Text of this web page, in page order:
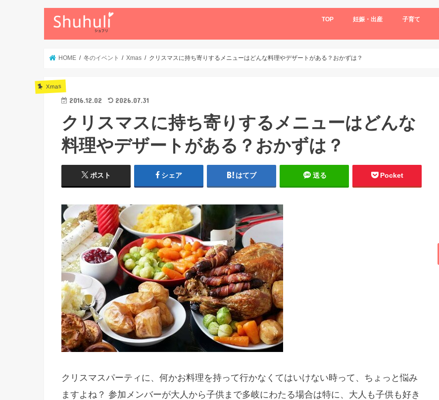
TOP 妊娠・出産 子育て
HOME 冬のイベント Xmas クリスマスに持ち寄りするメニューはどんな料理やデザートがある？おかずは？
Xmas
2016.12.02 2026.07.31
クリスマスに持ち寄りするメニューはどんな
料理やデザートがある？おかずは？
ポスト シェア はてブ 送る Pocket
クリスマスパーティに、何かお料理を持って行かなくてはいけない時って、ちょっと悩み
ますよね？ 参加メンバーが大人から子供まで多岐にわたる場合は特に、大人も子供も好き